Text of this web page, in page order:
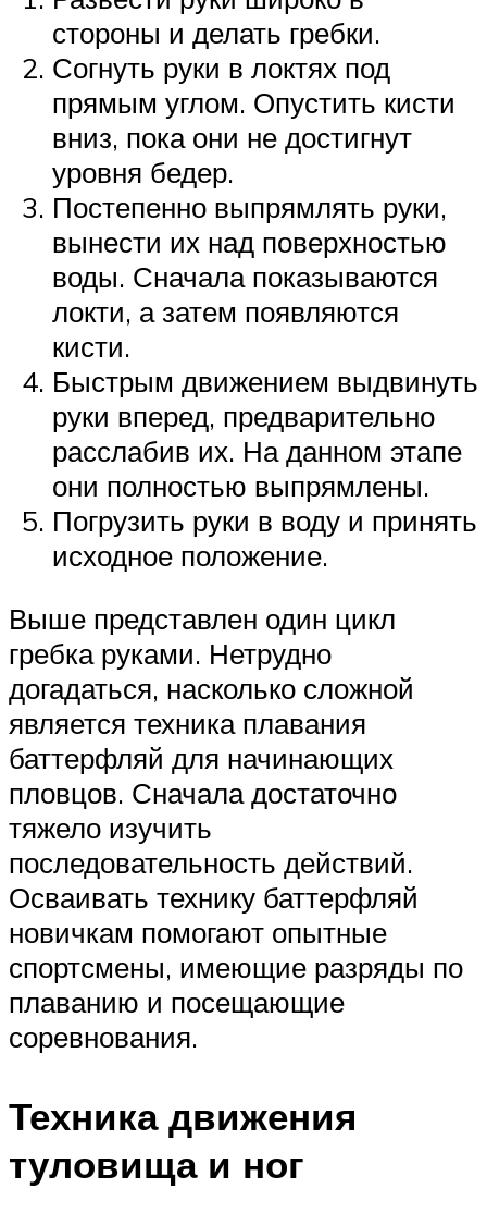
стороны и делать гребки.
Согнуть руки в локтях под
прямым углом. Опустить кисти
вниз, пока они не достигнут
уровня бедер.
Постепенно выпрямлять руки,
вынести их над поверхностью
воды. Сначала показываются
локти, а затем появляются
кисти.
Быстрым движением выдвинуть
руки вперед, предварительно
расслабив их. На данном этапе
они полностью выпрямлены.
Погрузить руки в воду и принять
исходное положение.
Выше представлен один цикл
гребка руками. Нетрудно
догадаться, насколько сложной
является техника плавания
баттерфляй для начинающих
пловцов. Сначала достаточно
тяжело изучить
последовательность действий.
Осваивать технику баттерфляй
новичкам помогают опытные
спортсмены, имеющие разряды по
плаванию и посещающие
соревнования.
Техника движения
туловища и ног